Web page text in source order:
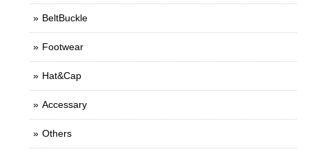
BeltBuckle
Footwear
Hat&Cap
Accessary
Others